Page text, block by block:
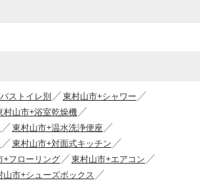
ストイレ別
東村山市+シャワー
村山市+浴室乾燥機
東村山市+温水洗浄便座
東村山市+対面式キッチン
+フローリング
東村山市+エアコン
山市+シューズボックス